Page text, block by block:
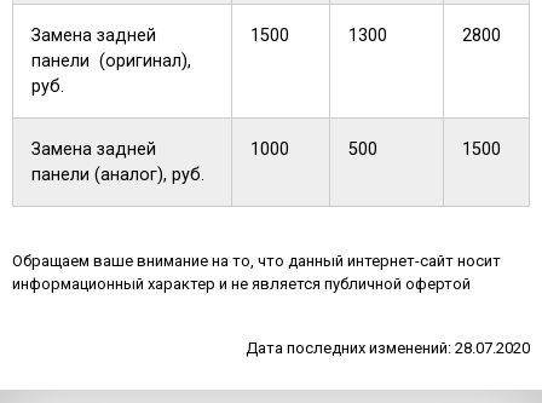
Замена задней
панели (оригинал),
руб.
1500 1300 2800
Замена задней
панели (аналог), руб.
1000 500 1500
Обращаем ваше внимание на то, что данный интернет-сайт носит
информационный характер и не является публичной офертой
Дата последних изменений: 28.07.2020